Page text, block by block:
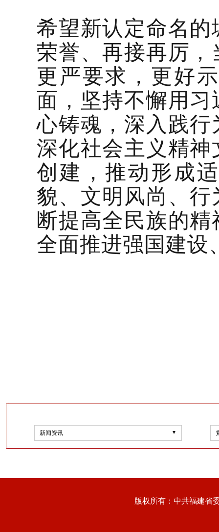
希望新认定命名
荣誉、再接再厉
更严要求，更好
面，坚持不懈用
心铸魂，深入践
深化社会主义精
创建，推动形成
貌、文明风尚、
断提高全民族的
全面推进强国建设
新闻资讯
版权所有：中共福建省